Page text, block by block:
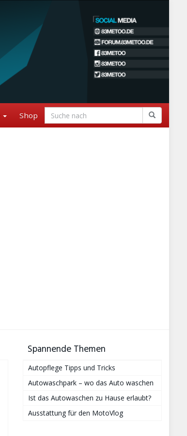
Shop
Spannende Themen
Autopflege Tipps und Tricks
Autowaschpark – wo das Auto waschen
Ist das Autowaschen zu Hause erlaubt?
Ausstattung für den MotoVlog